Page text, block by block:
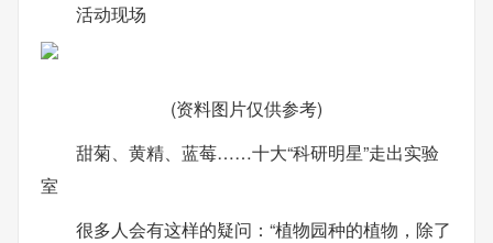
活动现场
(资料图片仅供参考)
甜菊、黄精、蓝莓……十大“科研明星”走出实验
室
很多人会有这样的疑问：“植物园种的植物，除了